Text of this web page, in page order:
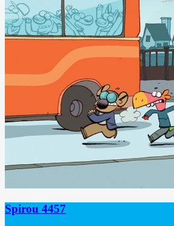
Spirou 4457